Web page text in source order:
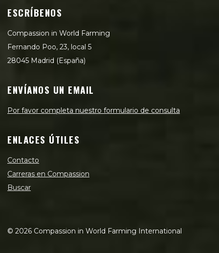
ESCRÍBENOS
Compassion in World Farming
Fernando Poo, 23, local 5
28045 Madrid (España)
ENVÍANOS UN EMAIL
Por favor completa nuestro formulario de consulta
ENLACES ÚTILES
Contacto
Carreras en Compassion
Buscar
© 2026 Compassion in World Farming International